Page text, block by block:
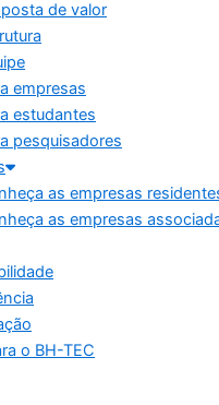
de valor
empresas
estudantes
pesquisadores
as empresas
as empresas
o BH-TEC